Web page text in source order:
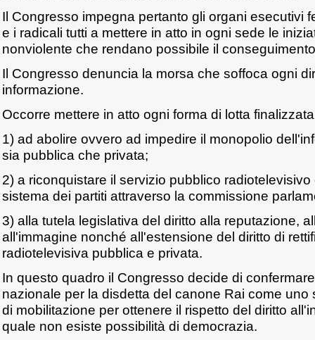
Il Congresso impegna pertanto gli organi esecutivi
e i radicali tutti a mettere in atto in ogni sede le
nonviolente che rendano possibile il
Il Congresso denuncia la morsa che soffoca ogni
informazione.
Occorre mettere in atto ogni forma di lotta
1) ad abolire ovvero ad impedire il monopolio
sia pubblica che privata;
2) a riconquistare il servizio pubblico
sistema dei partiti attraverso la commissione
3) alla tutela legislativa del diritto alla reputazione,
all'immagine nonché all'estensione del diritto di
radiotelevisiva pubblica e privata.
In questo quadro il Congresso decide di
nazionale per la disdetta del canone Rai come uno
di mobilitazione per ottenere il rispetto del diritto
quale non esiste possibilità di democrazia.